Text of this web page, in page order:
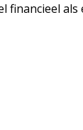
financieel